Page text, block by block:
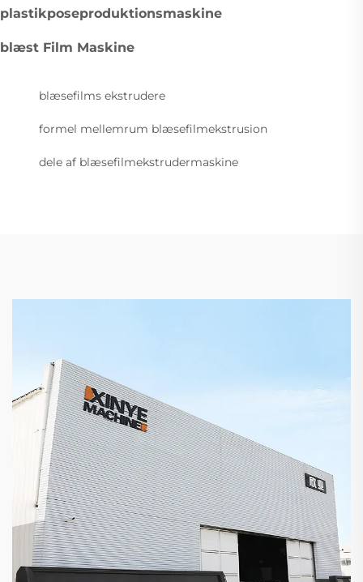
plastikposeproduktionsmaskine
blæst Film Maskine
blæsefilms ekstrudere
formel mellemrum blæsefilmekstrusion
dele af blæsefilmekstrudermaskine